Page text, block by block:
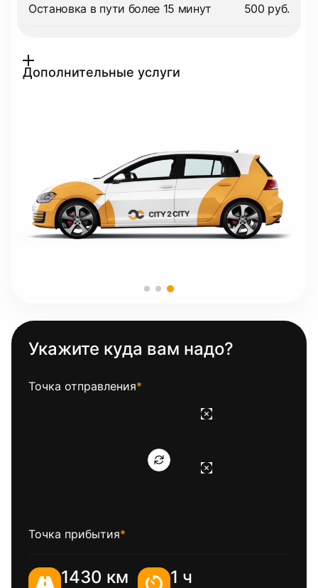
Остановка в пути более 15 минут 500 руб.
Дополнительные услуги
Укажите куда вам надо?
Точка отправления*
Точка прибытия*
1430 км 1 ч